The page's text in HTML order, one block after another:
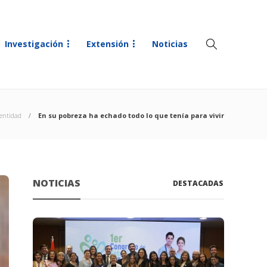
Investigación Extensión Noticias
En su pobreza ha echado todo lo que tenía para vivir
NOTICIAS DESTACADAS